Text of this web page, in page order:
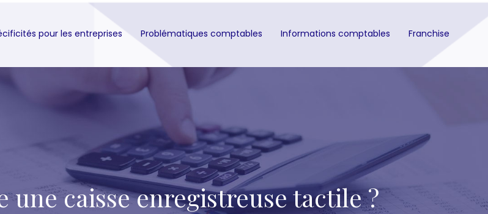
pour les entreprises Problématiques comptables Informations comptables Franchise
caisse enregistreuse tactile ?